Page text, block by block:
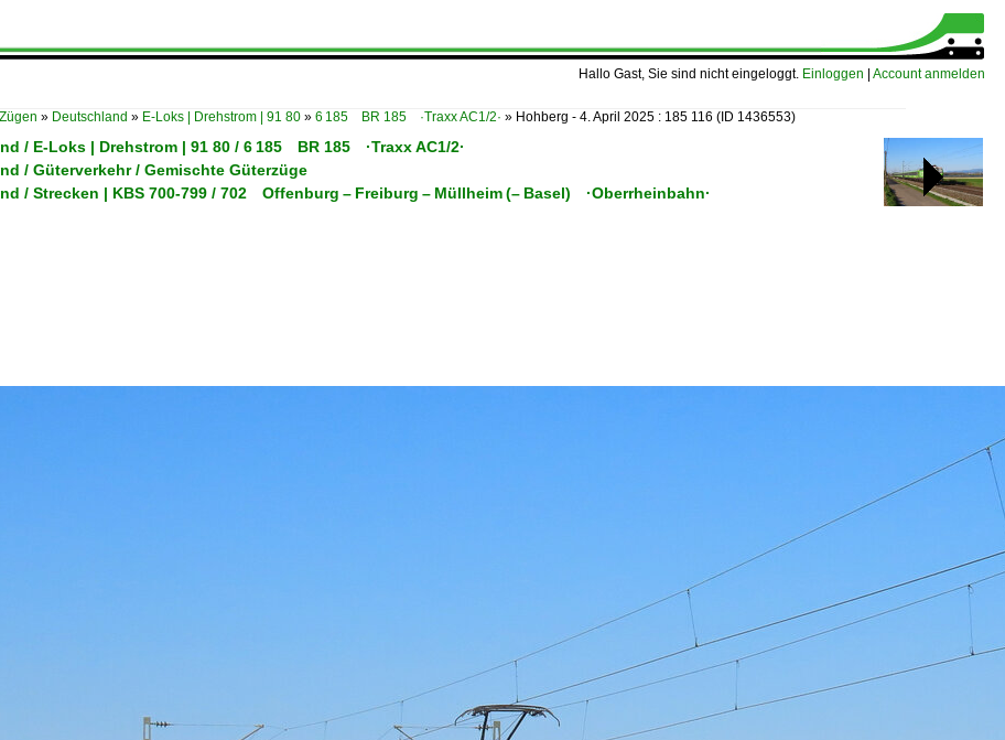
Hallo Gast, Sie sind nicht eingeloggt. Einloggen Account anmelden
» Deutschland » E-Loks | Drehstrom | 91 80 » 6 185 BR 185 ·Traxx AC1/2· » Hohberg - 4. April 2025 : 185 116 (ID 1436553)
/ E-Loks | Drehstrom | 91 80 / 6 185 BR 185 ·Traxx AC1/2·
/ Güterverkehr / Gemischte Güterzüge
/ Strecken | KBS 700-799 / 702 Offenburg – Freiburg – Müllheim (– Basel) ·Oberrheinbahn·